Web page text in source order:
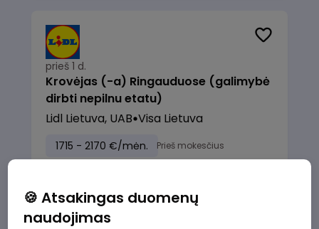
prieš 1 d.
Krovėjas (-a) Ringauduose (galimybė
dirbti nepilnu etatu)
Lidl Lietuva, UAB Visa Lietuva
1715 - 2170 €/mėn. Prieš mokesčius
🍪 Atsakingas duomenų
naudojimas